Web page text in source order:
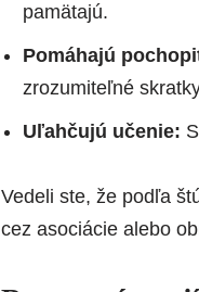
pamätajú.
Pomáhajú
zrozumiteľné
Uľahčujú učenie:
Vedeli ste, že podľa
cez asociácie alebo